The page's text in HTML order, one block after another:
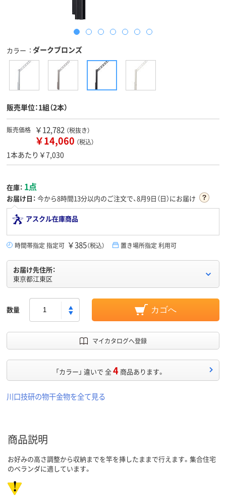
カラー ダークブロンズ
販売単位：1組（2本）
販売価格 ￥12,782 （税抜き）
￥14,060 （税込）
1本あたり￥7,030
在庫： 1点
お届け日： 今から8時間13分以内のご注文で、8月9日（日）にお届け
アスクル在庫商品
時間帯指定 指定可 ￥385（税込） 置き場所指定 利用可
お届け先住所：
東京都江東区
数量 カゴへ
マイカタログへ登録
「カラー」 違いで 全4 商品あります。
川口技研の物干金物を全て見る
商品説明
お好みの高さ調整から収納までを竿を挿したままで行えます。集合住宅
のベランダに適しています。